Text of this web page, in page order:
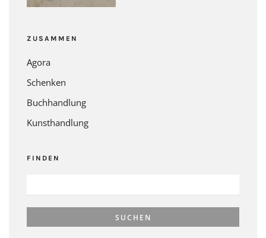
ZUSAMMEN
Agora
Schenken
Buchhandlung
Kunsthandlung
FINDEN
NACH: